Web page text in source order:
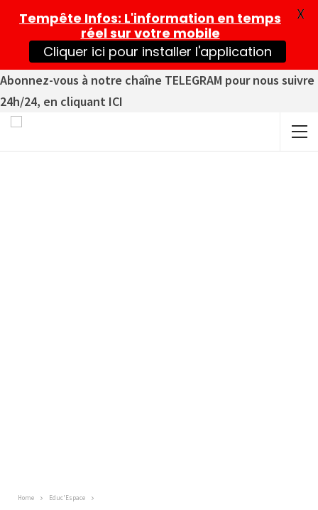
Abonnez-vous à notre chaîne TELEGRAM pour nous suivre
24h/24, en cliquant ICI
Home Educ'Espace
Tempête Infos: L'information en temps
réel sur votre mobile
Cliquer ici pour installer l'application
X